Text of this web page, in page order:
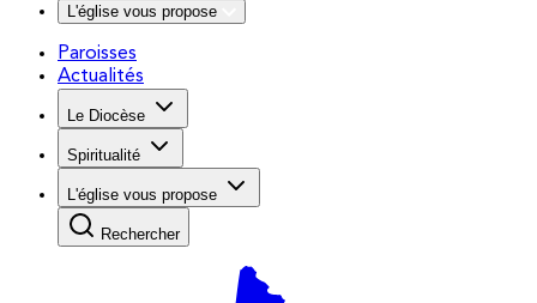
L'église vous propose
Paroisses
Actualités
Le Diocèse
Spiritualité
L'église vous propose
Rechercher